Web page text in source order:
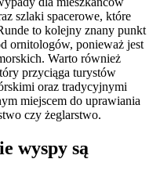
szlaki spacerowe, które
to kolejny znany punkt
ornitologów, ponieważ jest
Warto również
przyciąga turystów
oraz tradycyjnymi
miejscem do uprawiania
czy żeglarstwo.
wyspy są